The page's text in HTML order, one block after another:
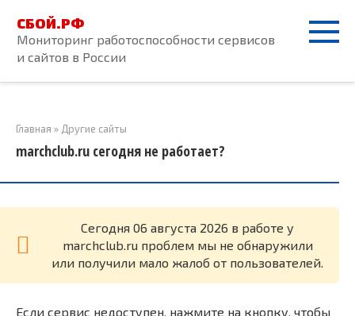
контенту
СБОЙ.РФ
Мониторинг работоспособности сервисов
и сайтов в России
Главная » Другие сайты
marchclub.ru сегодня не работает?
Cегодня 06 августа 2026 в работе у
marchclub.ru проблем мы не обнаружили
или получили мало жалоб от пользователей.
Если сервис недоступен, нажмите на кнопку, чтобы